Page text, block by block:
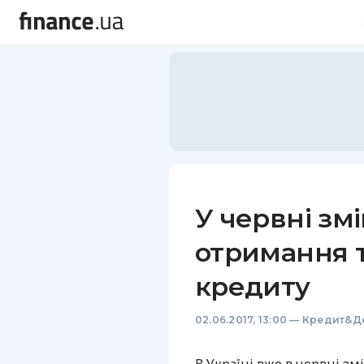
У червні
отримання
кредиту
02.06.2017, 13:00 —